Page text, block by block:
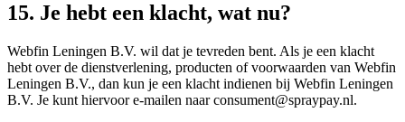
15. Je hebt een klacht, wat nu?
Webfin Leningen B.V. wil dat je tevreden bent. Als je een klacht
hebt over de dienstverlening, producten of voorwaarden van Webfin
Leningen B.V., dan kun je een klacht indienen bij Webfin Leningen
B.V. Je kunt hiervoor e-mailen naar consument@spraypay.nl.